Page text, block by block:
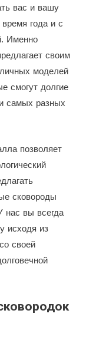
вас и вашу
года и с
Именно
своим
моделей
смогут долгие
самых разных
позволяет
сковороды
нас вы всегда
исходя из
своей